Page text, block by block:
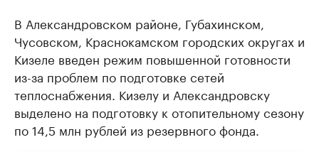
В Александровском районе, Губахинском,
Чусовском, Краснокамском городских округах и
Кизеле введен режим повышенной готовности
из-за проблем по подготовке сетей
теплоснабжения. Кизелу и Александровску
выделено на подготовку к отопительному сезону
по 14,5 млн рублей из резервного фонда.